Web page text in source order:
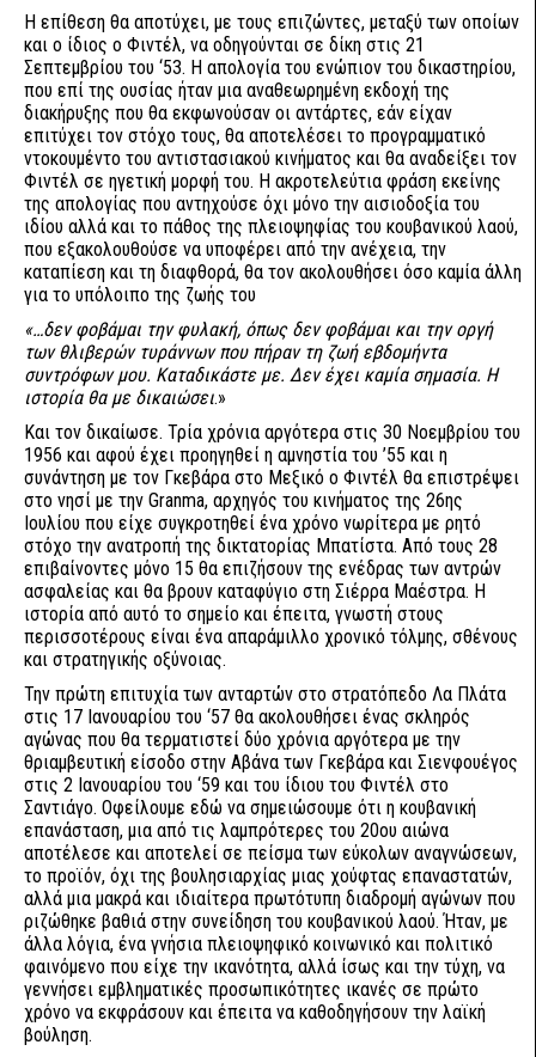
Η επίθεση θα αποτύχει, με τους επιζώντες, μεταξύ των οποίων
και ο ίδιος ο Φιντέλ, να οδηγούνται σε δίκη στις 21
Σεπτεμβρίου του ‘53. Η απολογία του ενώπιον του δικαστηρίου,
που επί της ουσίας ήταν μια αναθεωρημένη εκδοχή της
διακήρυξης που θα εκφωνούσαν οι αντάρτες, εάν είχαν
επιτύχει τον στόχο τους, θα αποτελέσει το προγραμματικό
ντοκουμέντο του αντιστασιακού κινήματος και θα αναδείξει τον
Φιντέλ σε ηγετική μορφή του. Η ακροτελεύτια φράση εκείνης
της απολογίας που αντηχούσε όχι μόνο την αισιοδοξία του
ιδίου αλλά και το πάθος της πλειοψηφίας του κουβανικού λαού,
που εξακολουθούσε να υποφέρει από την ανέχεια, την
καταπίεση και τη διαφθορά, θα τον ακολουθήσει όσο καμία άλλη
για το υπόλοιπο της ζωής του
«…δεν φοβάμαι την φυλακή, όπως δεν φοβάμαι και την οργή
των θλιβερών τυράννων που πήραν τη ζωή εβδομήντα
συντρόφων μου. Καταδικάστε με. Δεν έχει καμία σημασία. Η
ιστορία θα με δικαιώσει.»
Και τον δικαίωσε. Τρία χρόνια αργότερα στις 30 Νοεμβρίου του
1956 και αφού έχει προηγηθεί η αμνηστία του ’55 και η
συνάντηση με τον Γκεβάρα στο Μεξικό ο Φιντέλ θα επιστρέψει
στο νησί με την Granma, αρχηγός του κινήματος της 26ης
Ιουλίου που είχε συγκροτηθεί ένα χρόνο νωρίτερα με ρητό
στόχο την ανατροπή της δικτατορίας Μπατίστα. Από τους 28
επιβαίνοντες μόνο 15 θα επιζήσουν της ενέδρας των αντρών
ασφαλείας και θα βρουν καταφύγιο στη Σιέρρα Μαέστρα. Η
ιστορία από αυτό το σημείο και έπειτα, γνωστή στους
περισσοτέρους είναι ένα απαράμιλλο χρονικό τόλμης, σθένους
και στρατηγικής οξύνοιας.
Την πρώτη επιτυχία των ανταρτών στο στρατόπεδο Λα Πλάτα
στις 17 Ιανουαρίου του ‘57 θα ακολουθήσει ένας σκληρός
αγώνας που θα τερματιστεί δύο χρόνια αργότερα με την
θριαμβευτική είσοδο στην Αβάνα των Γκεβάρα και Σιενφουέγος
στις 2 Ιανουαρίου του ‘59 και του ίδιου του Φιντέλ στο
Σαντιάγο. Οφείλουμε εδώ να σημειώσουμε ότι η κουβανική
επανάσταση, μια από τις λαμπρότερες του 20ου αιώνα
αποτέλεσε και αποτελεί σε πείσμα των εύκολων αναγνώσεων,
το προϊόν, όχι της βουλησιαρχίας μιας χούφτας επαναστατών,
αλλά μια μακρά και ιδιαίτερα πρωτότυπη διαδρομή αγώνων που
ριζώθηκε βαθιά στην συνείδηση του κουβανικού λαού. Ήταν, με
άλλα λόγια, ένα γνήσια πλειοψηφικό κοινωνικό και πολιτικό
φαινόμενο που είχε την ικανότητα, αλλά ίσως και την τύχη, να
γεννήσει εμβληματικές προσωπικότητες ικανές σε πρώτο
χρόνο να εκφράσουν και έπειτα να καθοδηγήσουν την λαϊκή
βούληση.